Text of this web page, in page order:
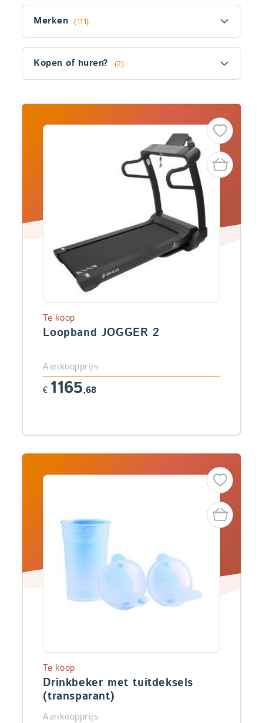
section
Filter
Merken (111)
Kopen of huren? (2)
Producten
Loopband JOGGER 2
Te koop
Aankoopprijs
€ 1165,68
Drinkbeker met tuitdeksels
(transparant)
Te koop
Aankoopprijs